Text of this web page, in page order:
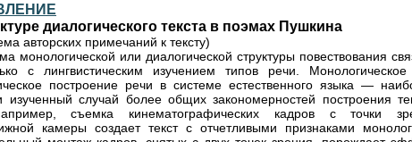
диалогического текста в поэмах Пушкина
авторских примечаний к тексту)
монологической или диалогической структуры повествования
с лингвистическим изучением типов речи.
построение речи в системе естественного языка —
изученный случай более общих закономерностей построения
съемка кинематографических кадров с точки
камеры создает текст с отчетливыми признаками